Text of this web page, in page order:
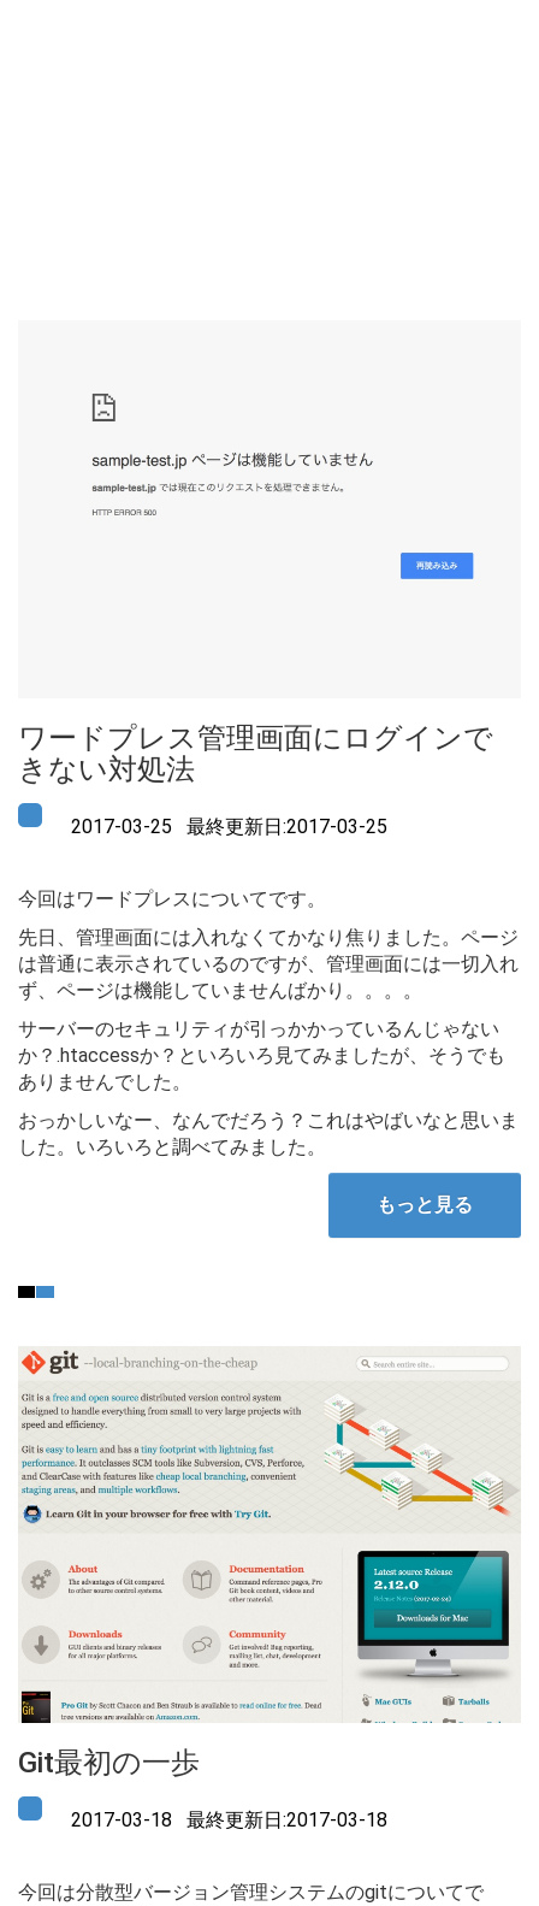
ワードプレス管理画面にログインで
きない対処法
2017-03-25 最終更新日:2017-03-25
今回はワードプレスについてです。
先日、管理画面には入れなくてかなり焦りました。ページ
は普通に表示されているのですが、管理画面には一切入れ
ず、ページは機能していませんばかり。。。。
サーバーのセキュリティが引っかかっているんじゃない
か？.htaccessか？といろいろ見てみましたが、そうでも
ありませんでした。
おっかしいなー、なんでだろう？これはやばいなと思いま
した。いろいろと調べてみました。
もっと見る
Git最初の一歩
2017-03-18 最終更新日:2017-03-18
今回は分散型バージョン管理システムのgitについてで